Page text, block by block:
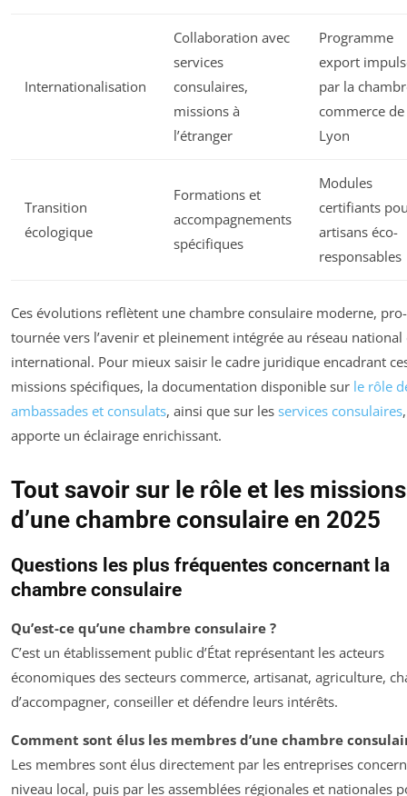
Internationalisation
Collaboration avec
services
consulaires,
missions à
l’étranger
Programme
export
par la
commerce de
Lyon
Transition
écologique
Formations et
accompagnements
spécifiques
Modules
certifiants
artisans éco-
responsables
Ces évolutions reflètent une chambre consulaire moderne,
tournée vers l’avenir et pleinement intégrée au réseau national
international. Pour mieux saisir le cadre juridique encadrant
missions spécifiques, la documentation disponible sur le rôle
ambassades et consulats, ainsi que sur les services consulaires,
apporte un éclairage enrichissant.
Tout savoir sur le rôle et les missions
d’une chambre consulaire en 2025
Questions les plus fréquentes concernant la
chambre consulaire
Qu’est-ce qu’une chambre consulaire ?
C’est un établissement public d’État représentant les acteurs
économiques des secteurs commerce, artisanat, agriculture,
d’accompagner, conseiller et défendre leurs intérêts.
Comment sont élus les membres d’une chambre
Les membres sont élus directement par les entreprises
niveau local, puis par les assemblées régionales et nationales